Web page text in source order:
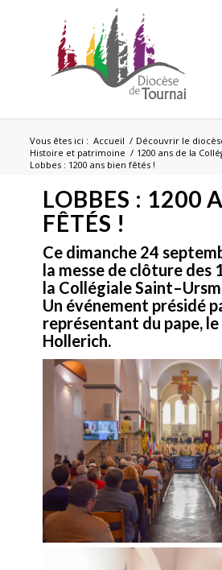
Vous êtes ici : Accueil / Découvrir le
Histoire et patrimoine / 1200 ans de la
Lobbes : 1200 ans bien fêtés !
LOBBES : 1200
FÊTÉS !
Ce dimanche 24
la messe de clôture des
la Collégiale Saint–
Un événement présidé
représentant du pape, le
Hollerich.